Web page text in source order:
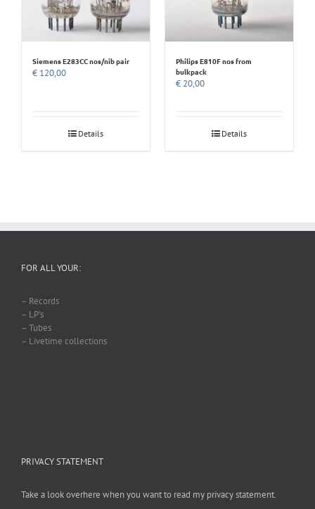
Siemens E283CC nos/nib pair
€ 120,00
Details
Philips E810F nos from
bulkpack
€ 20,00
Details
FOR ALL YOUR:
– Records
– LP’s
– Tubes
– Livetime collections
PRIVACY STATEMENT
Take a look overhere when you want to read my privacy statement.